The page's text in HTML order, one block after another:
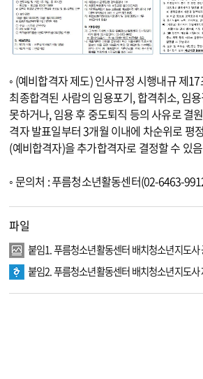
◦ (예비합격자 제도) 인사규정 시행내규 제
최종합격된 사람의 임용포기, 합격취소, 임
못하거나, 임용 후 중도퇴직 등의 사유로 결
격자 발표일부터 3개월 이내에 차순위로 평
(예비합격자)을 추가합격자로 결정할 수 있
◦ 문의처 : 푸름청소년활동센터(02-6463-
파일
붙임1. 푸름청소년활동센터 배치청소년지도
붙임2. 푸름청소년활동센터 배치청소년지도